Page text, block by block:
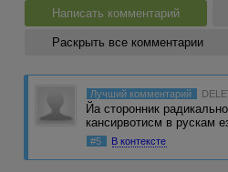
Написать комментарий
Раскрыть все комментарии
Лучший комментарий
Йа сторонник
кансирвотисм в рускам
#5 В контексте